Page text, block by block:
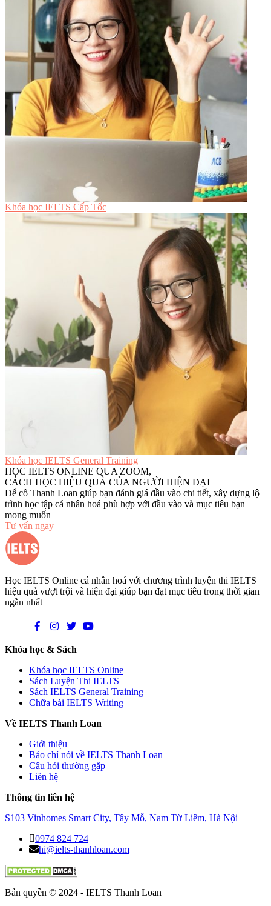
Khóa học IELTS Cấp Tốc
Khóa học IELTS General Training
HỌC IELTS ONLINE QUA ZOOM,
CÁCH HỌC HIỆU QUẢ CỦA NGƯỜI HIỆN ĐẠI
Để cô Thanh Loan giúp bạn đánh giá đầu vào chi tiết, xây dựng lộ
trình học tập cá nhân hoá phù hợp với đầu vào và mục tiêu bạn
mong muốn
Tư vấn ngay
Học IELTS Online cá nhân hoá với chương trình luyện thi IELTS
hiệu quả vượt trội và hiện đại giúp bạn đạt mục tiêu trong thời gian
ngắn nhất
Khóa học & Sách
Khóa học IELTS Online
Sách Luyện Thi IELTS
Sách IELTS General Training
Chữa bài IELTS Writing
Về IELTS Thanh Loan
Giới thiệu
Báo chí nói về IELTS Thanh Loan
Câu hỏi thường gặp
Liên hệ
Thông tin liên hệ
S103 Vinhomes Smart City, Tây Mỗ, Nam Từ Liêm, Hà Nội
0974 824 724
hi@ielts-thanhloan.com
Bản quyền © 2024 - IELTS Thanh Loan